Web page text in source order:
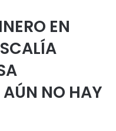
EN
NO HAY